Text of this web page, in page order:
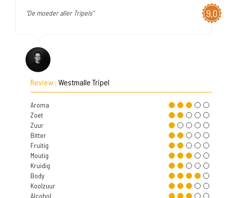
9,0
"De moeder aller Tripels"
Review : Westmalle Tripel
Aroma
Zoet
Zuur
Bitter
Fruitig
Moutig
Kruidig
Body
Koolzuur
Alcohol